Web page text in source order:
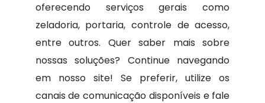
oferecendo serviços gerais como
zeladoria, portaria, controle de acesso,
entre outros. Quer saber mais sobre
nossas soluções? Continue navegando
em nosso site! Se preferir, utilize os
canais de comunicação disponíveis e fale